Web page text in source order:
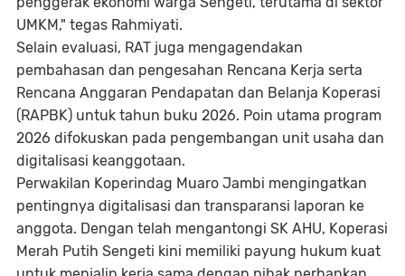
UMKM," tegas Rahmiyati.
Selain evaluasi, RAT juga mengagendakan
pembahasan dan pengesahan Rencana Kerja serta
Rencana Anggaran Pendapatan dan Belanja Koperasi
(RAPBK) untuk tahun buku 2026. Poin utama program
2026 difokuskan pada pengembangan unit usaha dan
digitalisasi keanggotaan.
Perwakilan Koperindag Muaro Jambi mengingatkan
pentingnya digitalisasi dan transparansi laporan ke
anggota. Dengan telah mengantongi SK AHU, Koperasi
Merah Putih Sengeti kini memiliki payung hukum kuat